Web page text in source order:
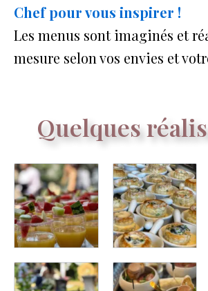
Chef pour vous inspirer !
Les menus sont imaginés et
mesure selon vos envies et
Quelques